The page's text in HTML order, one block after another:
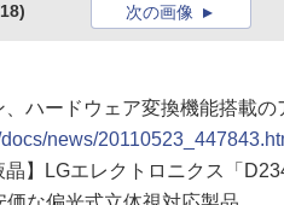
次の画像
、ハードウェア変換機能搭載
news/
】LGエレクトロニクス「